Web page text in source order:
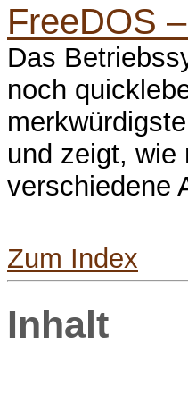
FreeDOS
Das
noch
und zeigt, wie
verschiedene
Zum Index
Inhalt